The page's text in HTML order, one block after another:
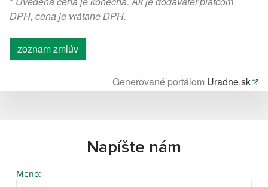
DPH, cena je vrátane DPH.
zoznam zmlúv
Generované portálom Uradne.sk
Napíšte nám
Meno: